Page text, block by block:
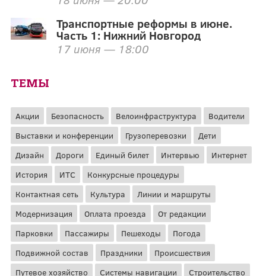
Транспортные реформы в июне.
Часть 1: Нижний Новгород
17 июня — 18:00
ТЕМЫ
Акции Безопасность Велоинфраструктура
Водители
Выставки и конференции
Грузоперевозки
Дети
Дизайн
Дороги Единый билет Интервью
Интернет
История
ИТС
Конкурсные процедуры
Контактная сеть
Культура
Линии и маршруты
Модернизация
Оплата проезда
От редакции
Парковки
Пассажиры Пешеходы
Погода
Подвижной состав
Праздники
Происшествия
Путевое хозяйство
Системы навигации Строительство